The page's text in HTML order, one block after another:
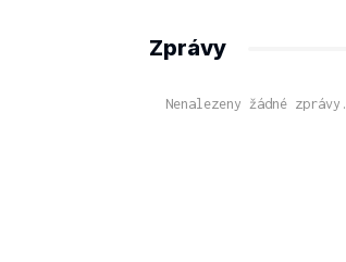
Zprávy
Nenalezeny žádné zprávy.